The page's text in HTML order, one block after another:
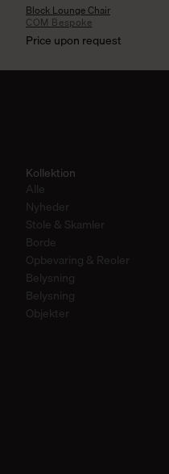
Block Lounge Chair
COM Bespoke
Price upon request
Kollektion
Alle
Nyheder
Stole & Skamler
Borde
Opbevaring & Reoler
Belysning
Belysning
Objekter